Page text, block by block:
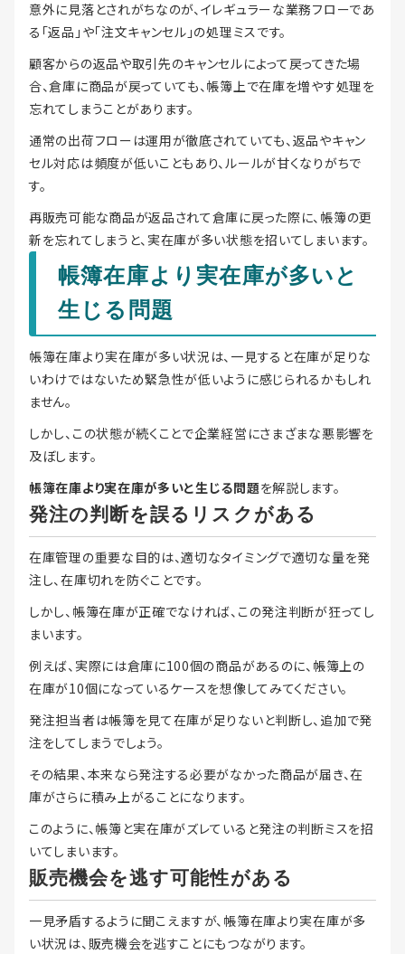
意外に見落とされがちなのが、イレギュラーな業務フローであ
る「返品」や「注文キャンセル」の処理ミスです。
顧客からの返品や取引先のキャンセルによって戻ってきた場
合、倉庫に商品が戻っていても、帳簿上で在庫を増やす処理を
忘れてしまうことがあります。
通常の出荷フローは運用が徹底されていても、返品やキャン
セル対応は頻度が低いこともあり、ルールが甘くなりがちで
す。
再販売可能な商品が返品されて倉庫に戻った際に、帳簿の更
新を忘れてしまうと、実在庫が多い状態を招いてしまいます。
帳簿在庫より実在庫が多いと
生じる問題
帳簿在庫より実在庫が多い状況は、一見すると在庫が足りな
いわけではないため緊急性が低いように感じられるかもしれ
ません。
しかし、この状態が続くことで企業経営にさまざまな悪影響を
及ぼします。
帳簿在庫より実在庫が多いと生じる問題を解説します。
発注の判断を誤るリスクがある
在庫管理の重要な目的は、適切なタイミングで適切な量を発
注し、在庫切れを防ぐことです。
しかし、帳簿在庫が正確でなければ、この発注判断が狂ってし
まいます。
例えば、実際には倉庫に100個の商品があるのに、帳簿上の
在庫が10個になっているケースを想像してみてください。
発注担当者は帳簿を見て在庫が足りないと判断し、追加で発
注をしてしまうでしょう。
その結果、本来なら発注する必要がなかった商品が届き、在
庫がさらに積み上がることになります。
このように、帳簿と実在庫がズレていると発注の判断ミスを招
いてしまいます。
販売機会を逃す可能性がある
一見矛盾するように聞こえますが、帳簿在庫より実在庫が多
い状況は、販売機会を逃すことにもつながります。